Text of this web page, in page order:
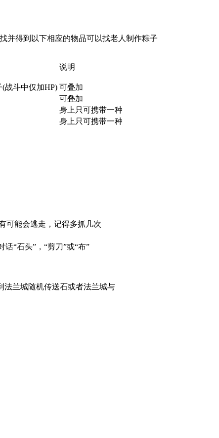
并得到以下相应的物品可以找老人制作粽子
说明
战斗中仅加HP) 可叠加
可叠加
身上只可携带一种
身上只可携带一种
可能会逃走，记得多抓几次
“石头”，“剪刀”或“布”
法兰城随机传送石或者法兰城与